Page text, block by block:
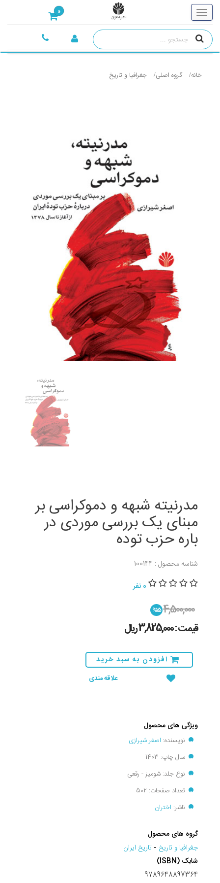
0
خانه گروه اصلی جغرافيا و تاريخ
مدرنیته شبهه و دموکراسی بر
مبنای یک بررسی موردی در
باره حزب توده
شناسه محصول : 100144
0 نفر
4,500,000
%15
قیمت : 3,825,000 ريال
افزودن به سبد خرید
علاقه مندی
ویژگی های محصول
نویسنده: اصغر شیرازی
سال چاپ: 1403
نوع جلد: شومیز - رقعی
تعداد صفحات: 502
ناشر: اختران
گروه های محصول
جغرافيا و تاريخ - تاریخ ایران
شابک (ISBN)
9789648897364